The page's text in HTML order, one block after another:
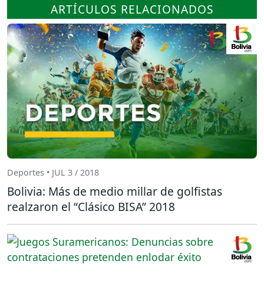
ARTÍCULOS RELACIONADOS
Deportes • JUL 3 / 2018
Bolivia: Más de medio millar de golfistas
realzaron el “Clásico BISA” 2018